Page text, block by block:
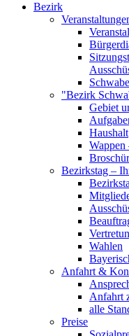
Bezirk
"Bezirk
Gebiet
Haushalt
Wappen
Bezirkstag –
Wahlen
Anfahrt &
Anfahrt
alle
Preise